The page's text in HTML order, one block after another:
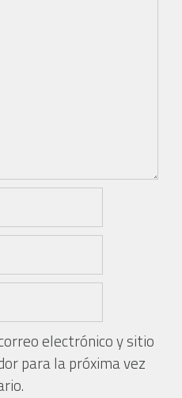
electrónico y sitio
para la próxima vez